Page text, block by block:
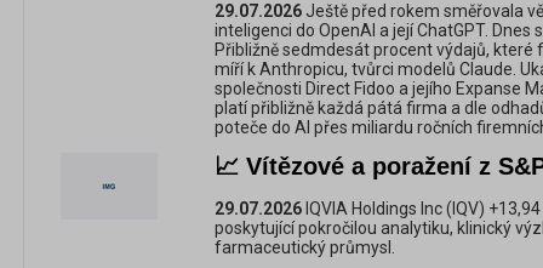
29.07.2026Ještě před rokem směřovala
inteligenci do OpenAI a její ChatGPT.
Přibližně sedmdesát procent výdajů,
míří k Anthropicu, tvůrci modelů Claude.
společnosti Direct Fidoo a jejího Expanse
platí přibližně každá pátá firma a dle
poteče do AI přes miliardu ročních
📈 Vítězové a poražení z
29.07.2026 IQVIA Holdings Inc (IQV)
poskytující pokročilou analytiku, klinický
farmaceutický průmysl.